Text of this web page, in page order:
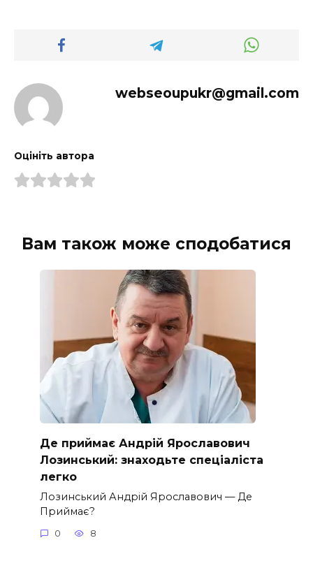
webseoupukr@gmail.com
Оцініть автора
Вам також може сподобатися
Де приймає Андрій Ярославович
Лозинський: знаходьте спеціаліста
легко
Лозинський Андрій Ярославович — Де
Приймає?
0 8